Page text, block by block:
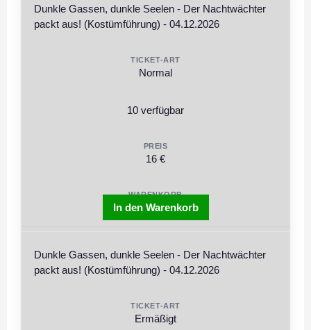
Dunkle Gassen, dunkle Seelen - Der Nachtwächter
packt aus! (Kostümführung) - 04.12.2026
Normal
10 verfügbar
16 €
In den Warenkorb
Dunkle Gassen, dunkle Seelen - Der Nachtwächter
packt aus! (Kostümführung) - 04.12.2026
Ermäßigt